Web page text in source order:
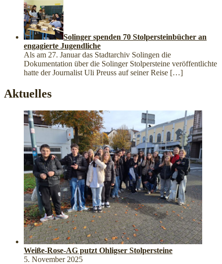
Solinger spenden 70 Stolpersteinbücher an
engagierte Jugendliche
Als am 27. Januar das Stadtarchiv Solingen die
Dokumentation über die Solinger Stolpersteine veröffentlichte
hatte der Journalist Uli Preuss auf seiner Reise […]
Aktuelles
Weiße-Rose-AG putzt Ohligser Stolpersteine
5. November 2025